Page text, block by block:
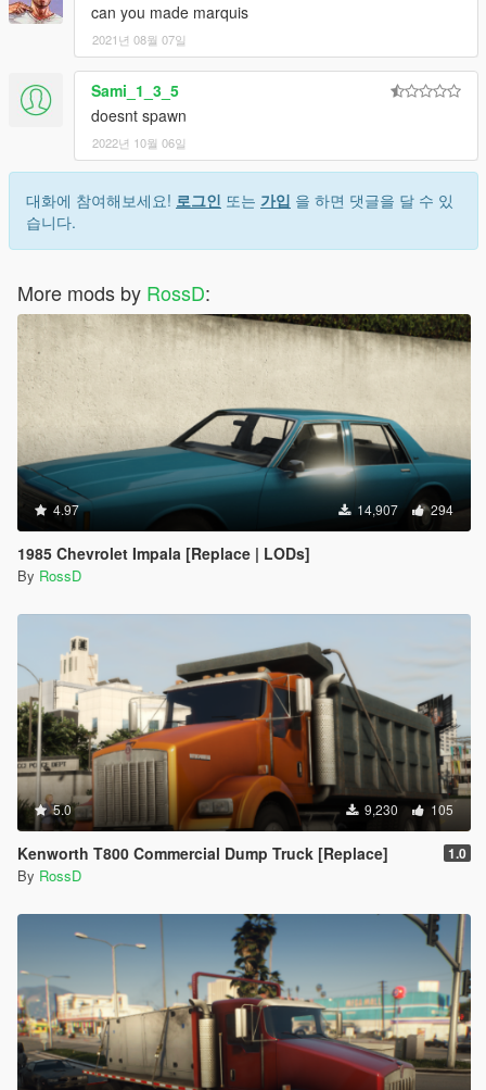
can you made marquis
2021년 08월 07일
Sami_1_3_5
doesnt spawn
2022년 10월 06일
대화에 참여해보세요! 로그인 또는 가입 을 하면 댓글을 달 수 있
습니다.
More mods by RossD:
4.97 14,907 294
1985 Chevrolet Impala [Replace | LODs]
By RossD
5.0 9,230 105
Kenworth T800 Commercial Dump Truck [Replace] 1.0
By RossD